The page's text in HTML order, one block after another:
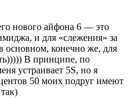
нового айфона 6 — это
и для «слежения» за
основном, конечно же, для
В принципе, по
устраивает 5S, но я
50 моих подруг имеют